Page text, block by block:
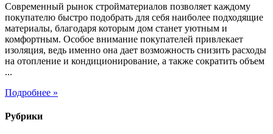
Современный рынок стройматериалов позволяет каждому
покупателю быстро подобрать для себя наиболее подходящие
материалы, благодаря которым дом станет уютным и
комфортным. Особое внимание покупателей привлекает
изоляция, ведь именно она дает возможность снизить расходы
на отопление и кондиционирование, а также сократить объем
...
Подробнее »
Рубрики